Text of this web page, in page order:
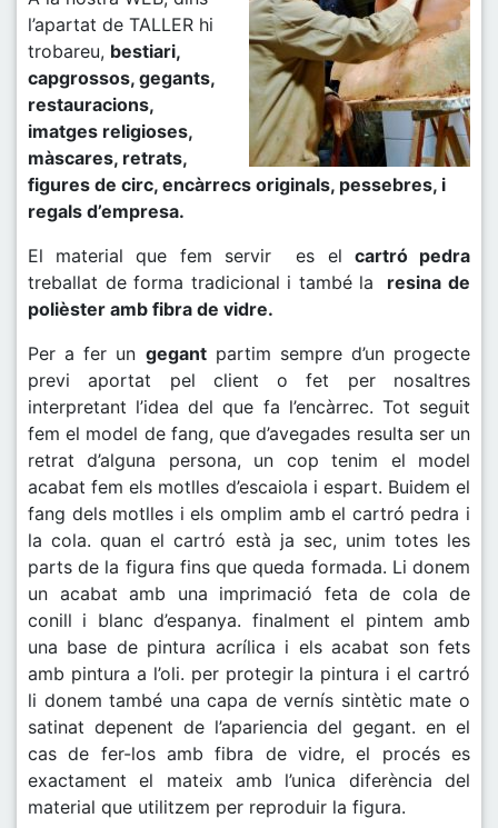
l’apartat de TALLER hi
trobareu, bestiari,
capgrossos, gegants,
restauracions,
imatges religioses,
màscares, retrats,
figures de circ, encàrrecs originals, pessebres, i
regals d’empresa.
El material que fem servir es el cartró pedra
treballat de forma tradicional i també la
resina de
polièster amb fibra de vidre.
Per a fer un gegantpartim sempre d’un progecte
previ aportat pel client o fet per nosaltres
interpretant l’idea del que fa l’encàrrec. Tot seguit
fem el model de fang, que d’avegades resulta ser un
retrat d’alguna persona, un cop tenim el model
acabat fem els motlles d’escaiola i espart. Buidem el
fang dels motlles i els omplim amb el cartró pedra i
la cola. quan el cartró està ja sec, unim totes les
parts de la figura fins que queda formada. Li donem
un acabat amb una imprimació feta de cola de
conill i blanc d’espanya. finalment el pintem amb
una base de pintura acrílica i els acabat son fets
amb pintura a l’oli. per protegir la pintura i el cartró
li donem també una capa de vernís sintètic mate o
satinat depenent de l’apariencia del gegant. en el
cas de fer-los amb fibra de vidre, el procés es
exactament el mateix amb l’unica diferència del
material que utilitzem per reproduir la figura.